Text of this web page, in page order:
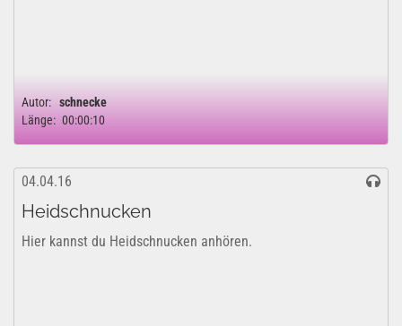
Autor: schnecke
Länge: 00:00:10
04.04.16
Heidschnucken
Hier kannst du Heidschnucken anhören.